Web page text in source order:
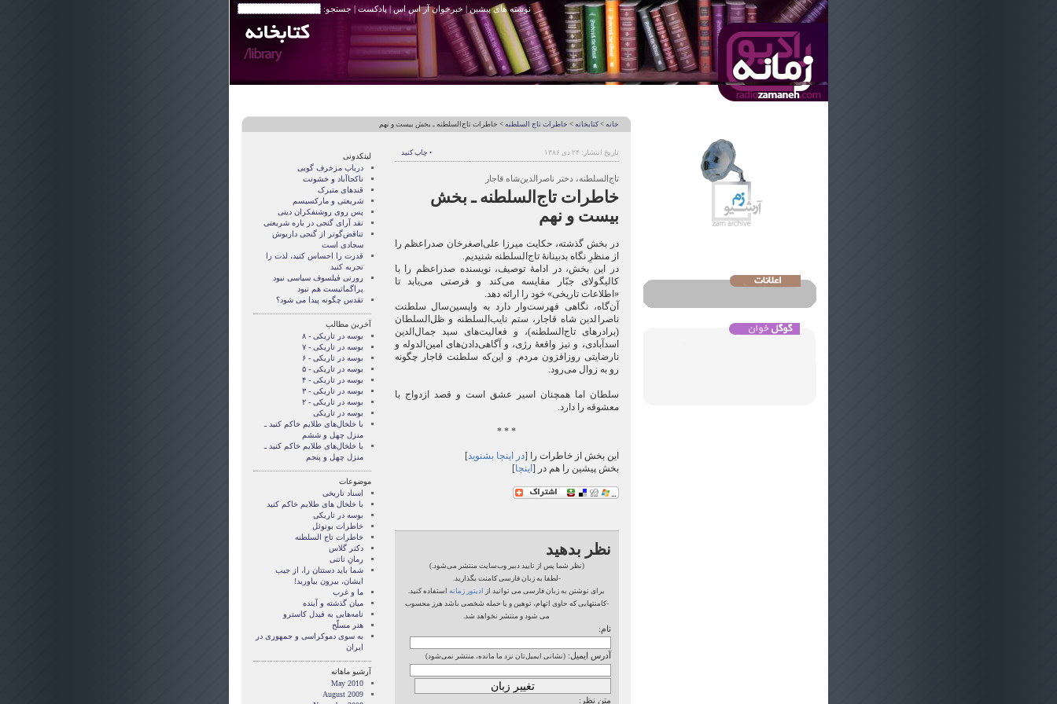
نوشته های پیشین | خبرخوان آر اس اس|پادکست | جستجو:
خانه >کتابخانه > خاطرات تاج السلطنه > خاطرات تاج‌السلطنه ـ بخش بیست و نهم
تاریخ انتشار: ۲۴ دی ۱۳۸۶ • چاپ کنید
تاج‌السلطنه، دختر ناصرالدین‌شاه قاجار
خاطرات تاج‌السلطنه ـ بخش
بیست و نهم
در بخش گذشته، حکایت میرزا علی‌اصغرخان صدراعظم را
از منظرِ نگاه بدبینانۀ تاج‌السلطنه شنیدیم.
در این بخش، در ادامۀ توصیف، نویسنده صدراعظم را با
کالیگولای جبّار مقایسه می‌کند و فرصتی می‌یابد تا
«اطلاعات تاریخی» خود را ارائه دهد.
آن‌گاه، نگاهی فهرست‌وار دارد به واپسین‌سال سلطنت
ناصرالدین شاه قاجار، ستم نایب‌السلطنه و ظل‌السلطان
(برادرهای تاج‌السلطنه)، و فعالیت‌های سید جمال‌الدین
اسدآبادی، و نیز واقعۀ رژی، و آگاهی‌دادن‌های امین‌الدوله و
نارضایتی روزافزون مردم. و این‌که سلطنت قاجار چگونه
رو به زوال می‌رود.
سلطان اما همچنان اسیر عشق است و قصد ازدواج با
معشوقه را دارد.
* * *
این بخش از خاطرات را [در اینجا بشنوید]
بخش پیشین را هم در [ اینجا]
نظر بدهید
(نظر شما پس از تایید دبیر وب‌سایت منتشر می‌شود.)
-لطفا به زبان فارسی کامنت بگذارید.
برای نوشتن به زبان فارسی می توانید از
ادیتور زمانه استفاده کنید.
-کامنتهایی که حاوی اتهام، توهین و یا حمله شخصی باشد هرز محسوب
می شود و منتشر نخواهد شد.
نام:
آدرس ایمیل: (نشانی ایمیل‌تان نزد ما مانده، منتشر نمی‌شود)
متن نظر:
لینکدونی
درباب مزخرف گویی
ناکجاآباد و خشونت
قندهای متبرک
شریعتی و مارکسیسم
پس روی روشنفکران دینی
نقد آرای گنجی در باره شریعتی
تناقض‌گوتر از گنجی داريوش
سجادی است
قدرت را احساس کنید، لذت را
تجربه کنید
رورتی فيلسوف سياسی نبود
پراگماتيست هم نبود
تقدس چگونه پيدا می شود؟
آخرین مطالب
بوسه در تاریکی - ۸
بوسه در تاریکی - ۷
بوسه در تاریکی - ۶
بوسه در تاریکی - ۵
بوسه در تاریکی - ۴
بوسه در تاریکی - ۳
بوسه در تاریکی - ۲
بوسه در تاریکی
با خلخال‌های طلایم خاکم کنید ـ
منزل چهل و ششم
با خلخال‌های طلایم خاکم کنید ـ
منزل چهل و پنجم
موضوعات
اسناد تاریخی
با خلخال های طلایم خاکم کنید
بوسه در تاریکی
خاطرات بونوئل
خاطرات تاج السلطنه
دکتر گلاس
رمانِ ناتنی
شما بايد دستتان را، از جيب
ايشان، بيرون بياوريد!
ما و غرب
میان گذشته و آینده
نامه‌هایی به فیدل کاسترو
هنر مسلّح
‌به سوی دموکراسی و جمهوری در
ایران
آرشیو ماهانه
May 2010
August 2009